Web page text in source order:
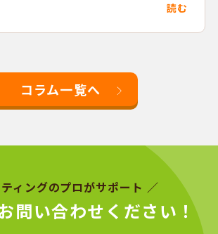
読む
コラム一覧へ
ィングのプロがサポート ／
問い合わせください！